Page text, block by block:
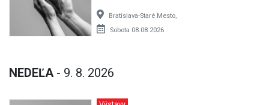
Bratislava-Staré Mesto,
Sobota 08.08.2026
NEDEĽA - 9. 8. 2026